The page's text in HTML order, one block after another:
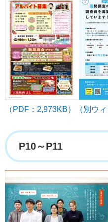
（PDF：2,973KB）（別ウ
P10～P11